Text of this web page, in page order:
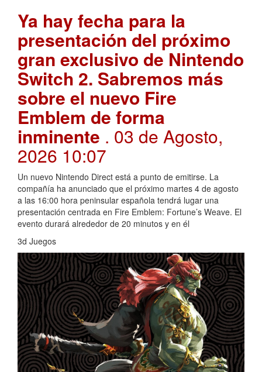
Ya hay fecha para la
presentación del próximo
gran exclusivo de Nintendo
Switch 2. Sabremos más
sobre el nuevo Fire
Emblem de forma
inminente . 03 de Agosto,
2026 10:07
Un nuevo Nintendo Direct está a punto de emitirse. La
compañía ha anunciado que el próximo martes 4 de agosto
a las 16:00 hora peninsular española tendrá lugar una
presentación centrada en Fire Emblem: Fortune’s Weave. El
evento durará alrededor de 20 minutos y en él
3d Juegos